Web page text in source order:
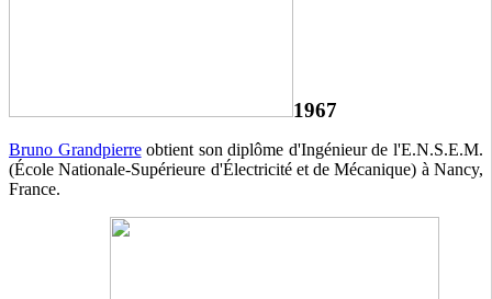
1967
Bruno Grandpierreobtient son diplôme d'Ingénieur de l'E.N.S.E.M.
(École Nationale-Supérieure d'Électricité et de Mécanique) à Nancy,
France.